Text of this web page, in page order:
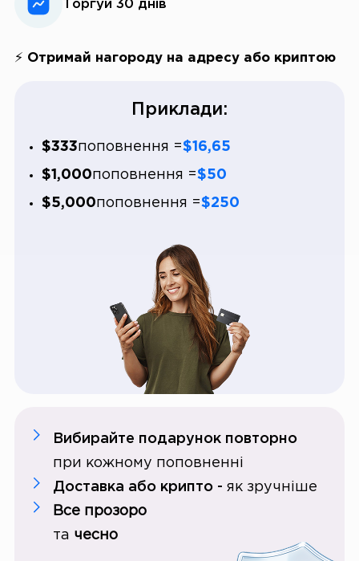
Торгуй 30 днів
⚡ Отримай нагороду на адресу або криптою
Приклади:
$333поповнення =$16,65
$1,000поповнення =$50
$5,000поповнення =$250
Вибирайте подарунок повторно
при кожному поповненні
Доставка або крипто - як зручніше
Все прозоро
та чесно